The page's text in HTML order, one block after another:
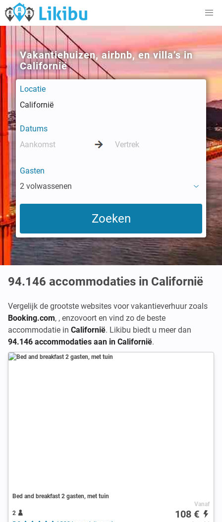
Vakantiehuizen, airbnb, en villa’s in
Californië
Locatie
Datums
Gasten
2 volwassenen
94.146 accommodaties in Californië
Vergelijk de grootste websites voor vakantieverhuur zoals
Booking.com, , enzovoort en vind zo de beste
accommodatie in Californië. Likibu biedt u meer dan
94.146 accommodaties aan in Californië.
Bed and breakfast 2 gasten, met tuin
2
Vanaf
108 €